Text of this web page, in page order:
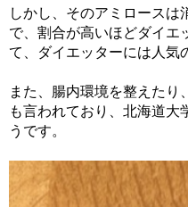
しかし、そのアミロースは
で、割合が高いほどダイエ
て、ダイエッターには人気
また、腸内環境を整えたり
も言われており、北海道大
うです。